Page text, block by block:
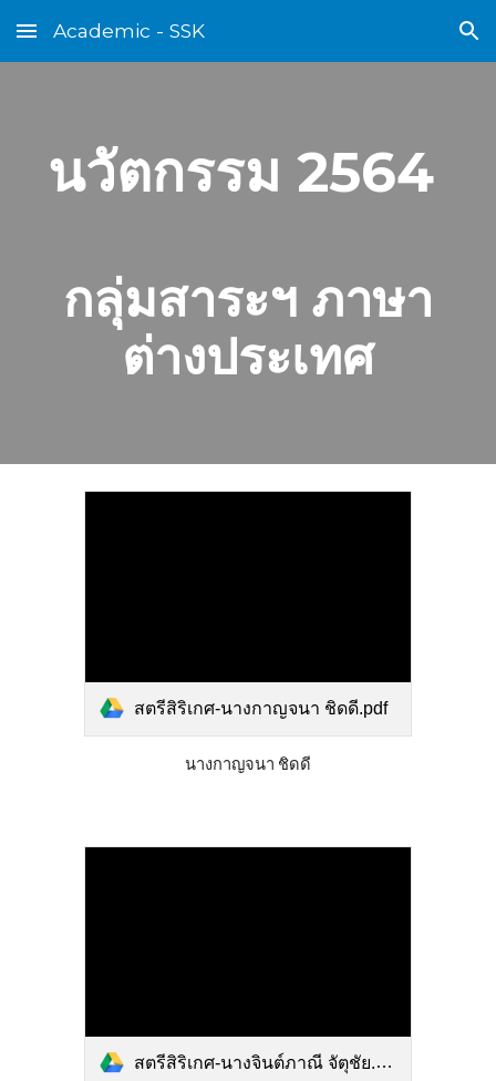
Skip to main content Skip to navigation
Academic - SSK
นวัตกรรม 2564
กลุ่มสาระฯ ภาษา
ต่างประเทศ
สตรีสิริเกศ-นางกาญจนา ชิดดี.pdf
นางกาญจนา ชิดดี
สตรีสิริเกศ-นางจินต์ภาณี จัตุชัย.pdf